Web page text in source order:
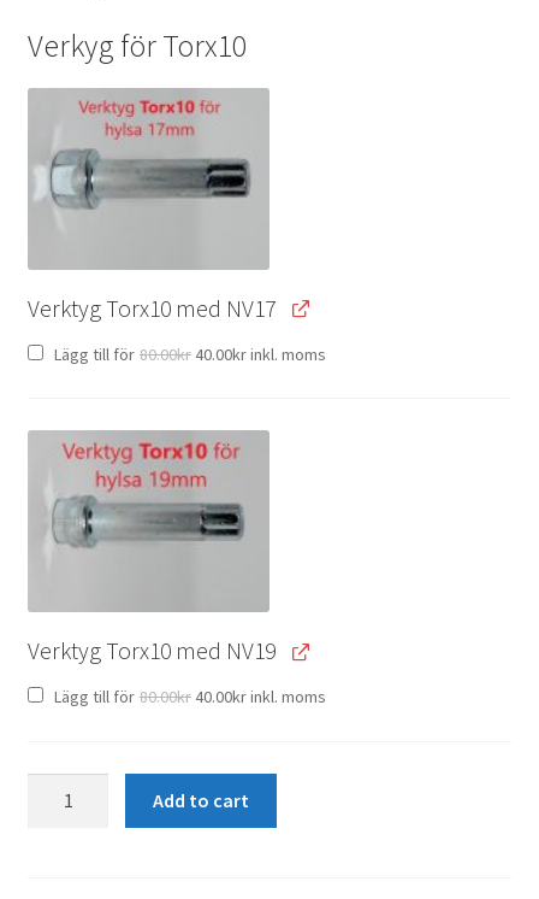
Verkyg för Torx10
Verktyg Torx10 med NV17
Lägg till för 80.00kr Original
price
40.00krCurrent
price
inkl. moms
Verktyg Torx10 med NV19
Lägg till för 80.00kr Original
price
40.00krCurrent
price
inkl. moms
Add to cart